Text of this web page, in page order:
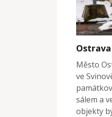
Město
ve
sálem a
objekty